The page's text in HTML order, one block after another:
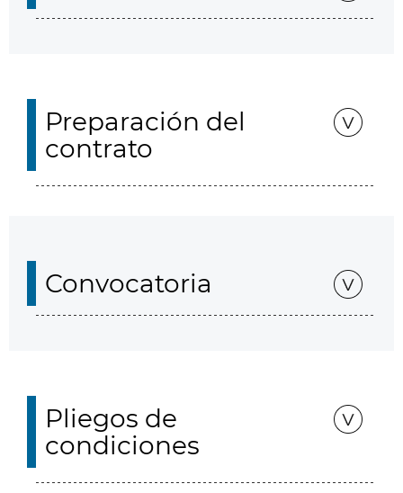
Preparación del
contrato
Convocatoria
Pliegos de
condiciones